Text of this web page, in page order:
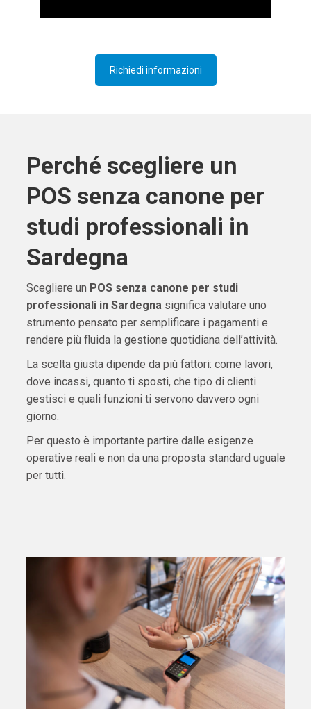
Richiedi informazioni
Perché scegliere un
POS senza canone per
studi professionali in
Sardegna
Scegliere un POS senza canone per studi
professionali in Sardegnasignifica valutare uno
strumento pensato per semplificare i pagamenti e
rendere più fluida la gestione quotidiana dell’attività.
La scelta giusta dipende da più fattori: come lavori,
dove incassi, quanto ti sposti, che tipo di clienti
gestisci e quali funzioni ti servono davvero ogni
giorno.
Per questo è importante partire dalle esigenze
operative reali e non da una proposta standard uguale
per tutti.